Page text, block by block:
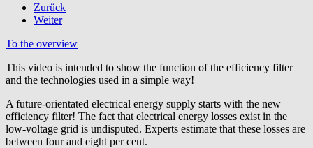
Zurück
Weiter
To the overview
This video is intended to show the function of the efficiency filter
and the technologies used in a simple way!
A future-orientated electrical energy supply starts with the new
efficiency filter! The fact that electrical energy losses exist in the
low-voltage grid is undisputed. Experts estimate that these losses are
between four and eight per cent.